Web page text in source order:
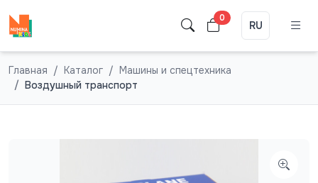
0
RU
Главная Каталог
Машины и спецтехника
Воздушный транспорт